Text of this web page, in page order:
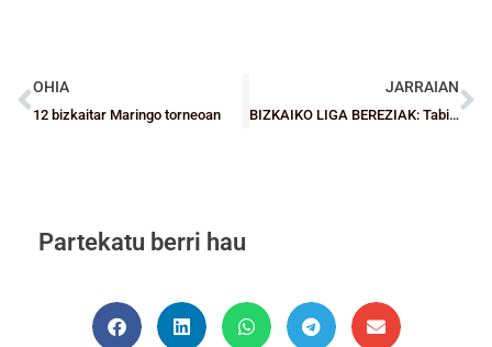
OHIA
12 bizkaitar Maringo torneoan
JARRAIAN
BIZKAIKO LIGA BEREZIAK: Tabirakok sailkapenaren buruan jarraitzen du Ugeragari Nesken Kadete Mailan irabazita.
Partekatu berri hau